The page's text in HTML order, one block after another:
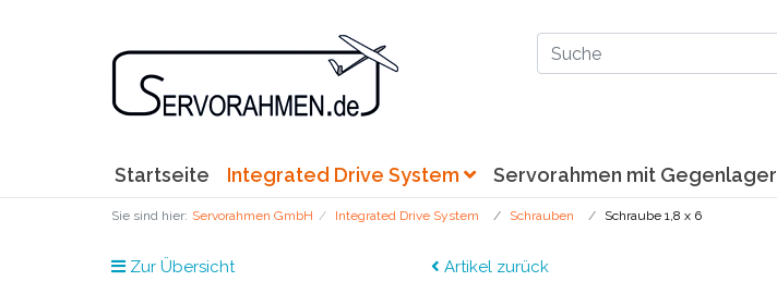
Startseite Integrated Drive System Servorahmen mit Gegenlager
Sie sind hier: Servorahmen GmbH Integrated Drive System Schrauben Schraube 1,8 x 6
Zur Übersicht Artikel zurück